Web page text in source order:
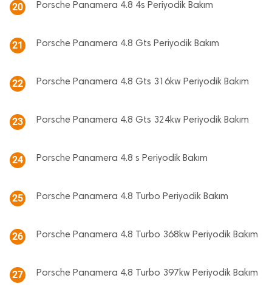
20 Porsche Panamera 4.8 4s Periyodik Bakım
21 Porsche Panamera 4.8 Gts Periyodik Bakım
22 Porsche Panamera 4.8 Gts 316kw Periyodik Bakım
23 Porsche Panamera 4.8 Gts 324kw Periyodik Bakım
24 Porsche Panamera 4.8 s Periyodik Bakım
25 Porsche Panamera 4.8 Turbo Periyodik Bakım
26 Porsche Panamera 4.8 Turbo 368kw Periyodik Bakım
27 Porsche Panamera 4.8 Turbo 397kw Periyodik Bakım